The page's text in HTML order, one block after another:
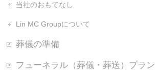
当社のおもてなし
Lin MC Groupについて
葬儀の準備
フューネラル（葬儀・葬送）プラン